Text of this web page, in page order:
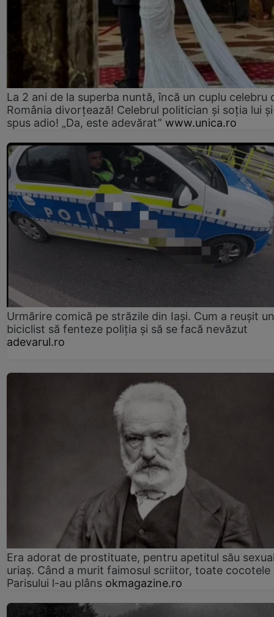
La 2 ani de la superba nuntă, încă un cuplu celebru
România divorțează! Celebrul politician și soția lui
spus adio! „Da, este adevărat” www.unica.ro
Urmărire comică pe străzile din Iași. Cum a reușit un
biciclist să fenteze poliția și să se facă nevăzut
adevarul.ro
Era adorat de prostituate, pentru apetitul său
uriaș. Când a murit faimosul scriitor, toate cocotele
Parisului l-au plâns okmagazine.ro